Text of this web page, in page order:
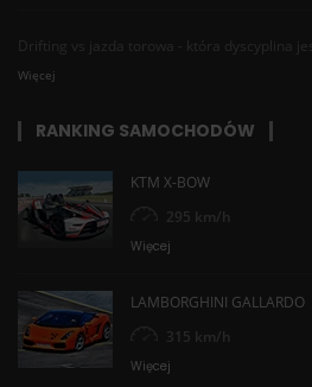
Drifting vs jazda torowa - która dyscyplina
Więcej
RANKING SAMOCHODÓW
KTM X-BOW
295 km/h
Więcej
LAMBORGHINI GALLARDO
315 km/h
Więcej